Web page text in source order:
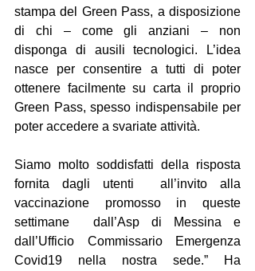
stampa del Green Pass, a disposizione
di chi – come gli anziani – non
disponga di ausili tecnologici. L’idea
nasce per consentire a tutti di poter
ottenere facilmente su carta il proprio
Green Pass, spesso indispensabile per
poter accedere a svariate attività.
Siamo molto soddisfatti della risposta
fornita dagli utenti  all’invito alla
vaccinazione promosso in queste
settimane  dall’Asp di Messina e
dall’Ufficio Commissario Emergenza
Covid19 nella nostra sede.” Ha